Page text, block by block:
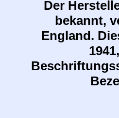
Der
bekannt,
England.